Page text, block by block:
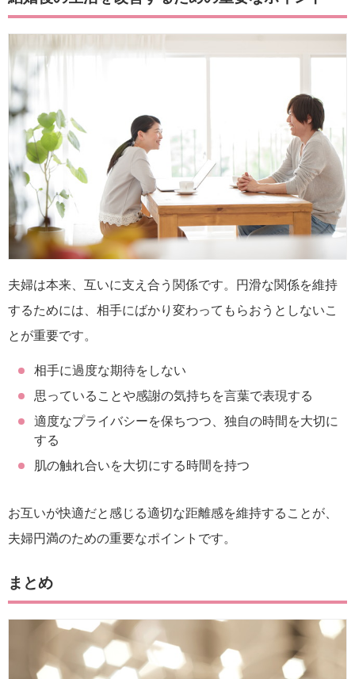
夫婦は本来、互いに支え合う関係です。円滑な関係を維持
するためには、相手にばかり変わってもらおうとしないこ
とが重要です。
相手に過度な期待をしない
思っていることや感謝の気持ちを言葉で表現する
適度なプライバシーを保ちつつ、独自の時間を大切に
する
肌の触れ合いを大切にする時間を持つ
お互いが快適だと感じる適切な距離感を維持することが、
夫婦円満のための重要なポイントです。
まとめ